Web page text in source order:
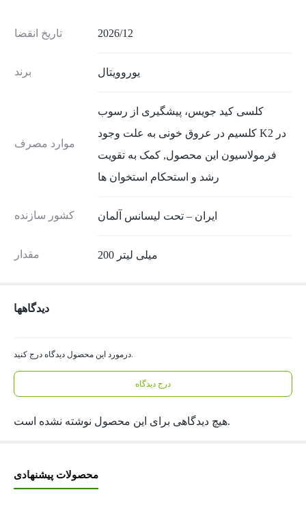
تاریخ انقضا 2026/12
برند یوروویتال
موارد مصرف
کلسی کید جویس، پیشگیری از رسوب
کلسیم در عروق خونی به علت وجود K2 در
فرمولاسیون این محصول, کمک به تقویت
رشد و استحکام استخوان ها
کشور سازنده ایران – تحت لیسانس آلمان
مقدار 200 میلی لیتر
دیدگاهها
درمورد این محصول دیدگاه درج کنید.
درج دیدگاه
هیچ دیدگاهی برای این محصول نوشته نشده است.
محصولات پیشنهادی